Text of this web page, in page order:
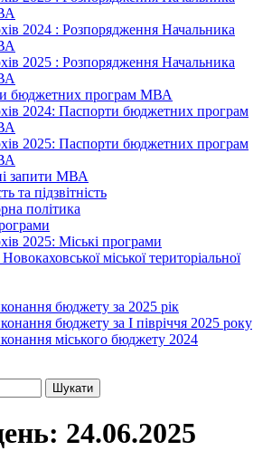
2024 : Розпорядження Начальника
2025 : Розпорядження Начальника
бюджетних програм МВА
2024: Паспорти бюджетних програм
2025: Паспорти бюджетних програм
запити МВА
та підзвітність
політика
2025: Міські програми
міської територіальної
бюджету за 2025 рік
бюджету за І півріччя 2025 року
міського бюджету 2024
24.06.2025